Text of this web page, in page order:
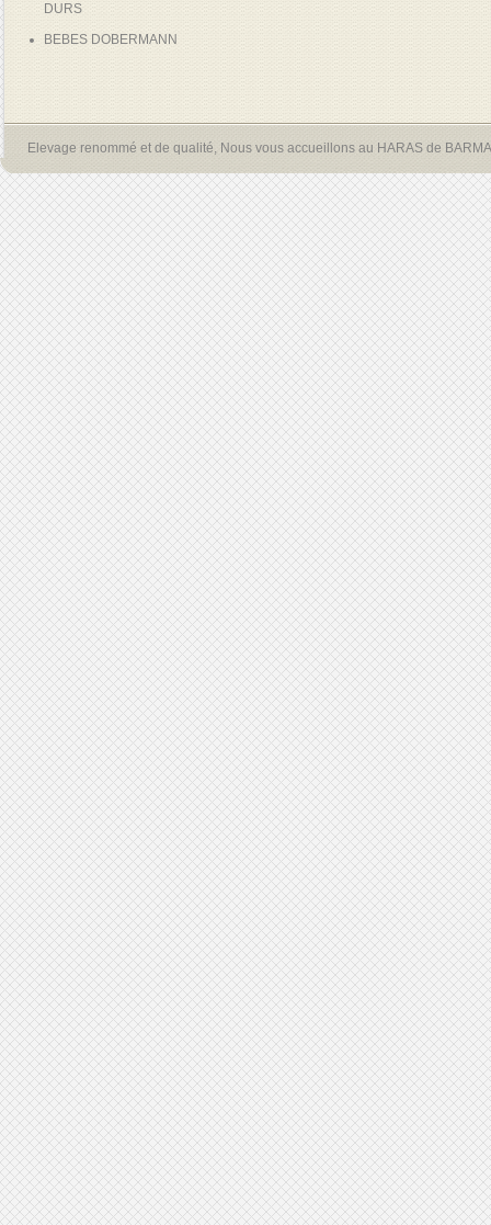
DURS
BEBES DOBERMANN
Elevage renommé et de qualité, Nous vous accueillons au HARAS de